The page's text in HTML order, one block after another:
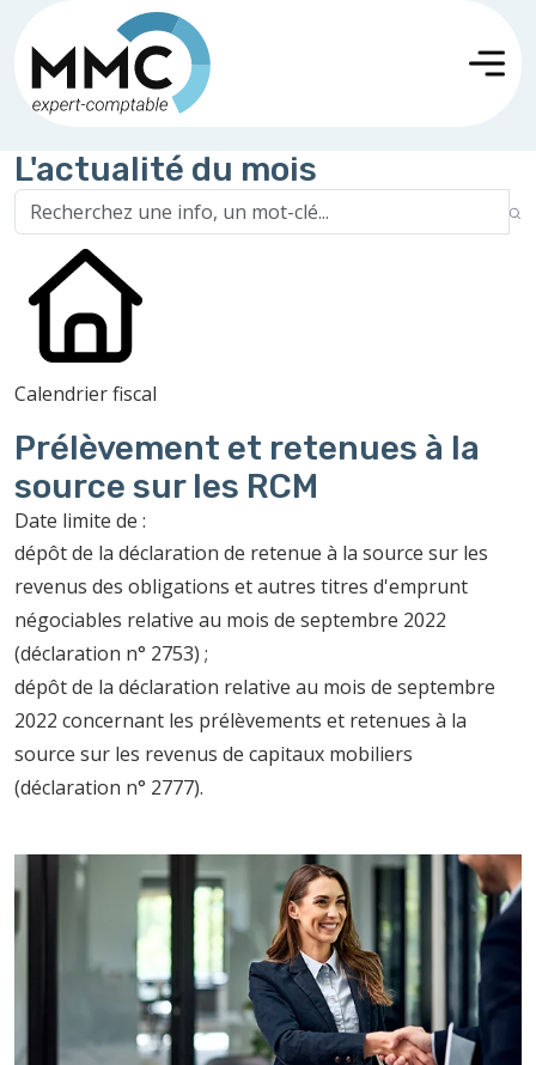
L'actualité du mois
Calendrier fiscal
Prélèvement et retenues à la
source sur les RCM
Date limite de :
dépôt de la déclaration de retenue à la source sur les
revenus des obligations et autres titres d'emprunt
négociables relative au mois de septembre 2022
(déclaration n° 2753) ;
dépôt de la déclaration relative au mois de septembre
2022 concernant les prélèvements et retenues à la
source sur les revenus de capitaux mobiliers
(déclaration n° 2777).